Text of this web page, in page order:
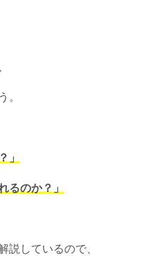
。
」
るのか？」
説しているので、